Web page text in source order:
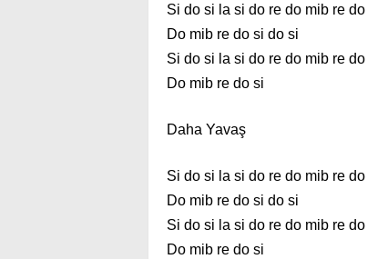
Si do si la si do re do mib re do
Do mib re do si do si
Si do si la si do re do mib re do
Do mib re do si
Daha Yavaş
Si do si la si do re do mib re do
Do mib re do si do si
Si do si la si do re do mib re do
Do mib re do si